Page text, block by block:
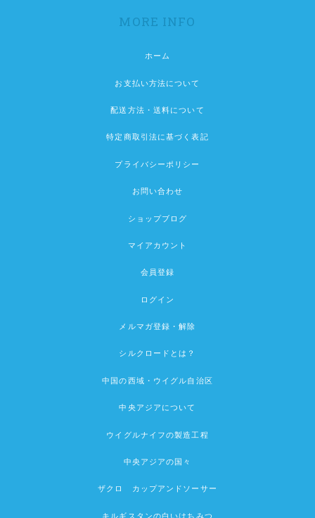
MORE INFO
ホーム
お支払い方法について
配送方法・送料について
特定商取引法に基づく表記
プライバシーポリシー
お問い合わせ
ショップブログ
マイアカウント
会員登録
ログイン
メルマガ登録・解除
シルクロードとは？
中国の西域・ウイグル自治区
中央アジアについて
ウイグルナイフの製造工程
中央アジアの国々
ザクロ カップアンドソーサー
キルギスタンの白いはちみつ